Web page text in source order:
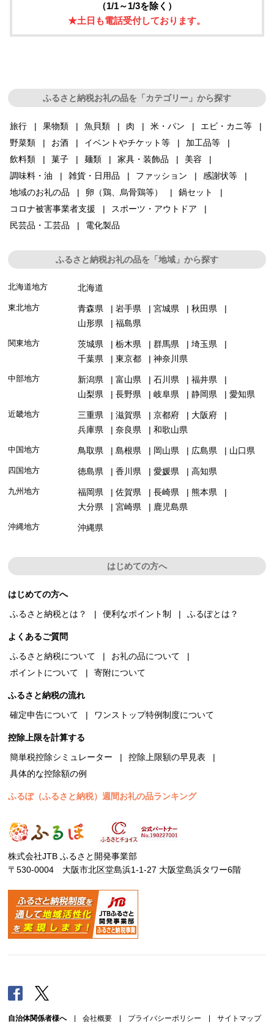
（1/1～1/3を除く）
★土日も電話受付しております。
ふるさと納税お礼の品を「カテゴリー」から探す
旅行 果物類 魚貝類 肉 米・パン
エビ・カニ等
野菜類
お酒 イベントやチケット等
加工品等
飲料類
菓子 麺類 家具・装飾品
美容
調味料・油
雑貨・日用品 ファッション
感謝状等
地域のお礼の品
卵（鶏、烏骨鶏等）
鍋セット
コロナ被害事業者支援
スポーツ・アウトドア
民芸品・工芸品
電化製品
ふるさと納税お礼の品を「地域」から探す
北海道地方 北海道
東北地方 青森県 岩手県 宮城県
秋田県
山形県
福島県
関東地方 茨城県 栃木県 群馬県
埼玉県
千葉県
東京都 神奈川県
中部地方 新潟県 富山県 石川県
福井県
山梨県
長野県 岐阜県 静岡県 愛知県
近畿地方 三重県 滋賀県 京都府
大阪府
兵庫県
奈良県 和歌山県
中国地方 鳥取県 島根県 岡山県 広島県 山口県
四国地方 徳島県 香川県 愛媛県 高知県
九州地方 福岡県 佐賀県 長崎県
熊本県
大分県
宮崎県 鹿児島県
沖縄地方 沖縄県
はじめての方へ
はじめての方へ
ふるさと納税とは？
便利なポイント制 ふるぽとは？
よくあるご質問
ふるさと納税について
お礼の品について
ポイントについて
寄附について
ふるさと納税の流れ
確定申告について
ワンストップ特例制度について
控除上限を計算する
簡単税控除シミュレーター
控除上限額の早見表
具体的な控除額の例
ふるぽ（ふるさと納税）週間お礼の品ランキング
株式会社JTB ふるさと開発事業部
〒530-0004 大阪市北区堂島浜1-1-27 大阪堂島浜タワー6階
Facebook
自治体関係者様へ| 会社概要 プライバシーポリシー サイトマップ